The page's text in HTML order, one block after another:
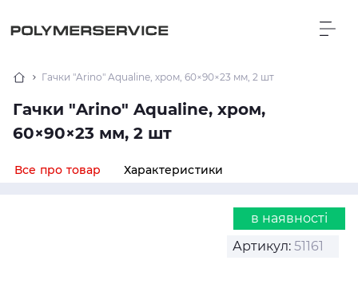
Гачки "Arino" Aqualine, хром, 60×90×23 мм, 2 шт
Гачки "Arino" Aqualine, хром,
60×90×23 мм, 2 шт
Все про товар Характеристики
в наявності
Артикул: 51161